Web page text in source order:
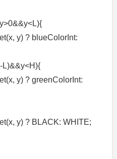
y) ? blueColorInt:
L)&&y<H){
y) ? greenColorInt:
y) ? BLACK: WHITE;